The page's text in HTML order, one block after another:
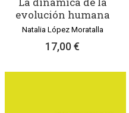
evolución humana
Natalia López Moratalla
17,00 €